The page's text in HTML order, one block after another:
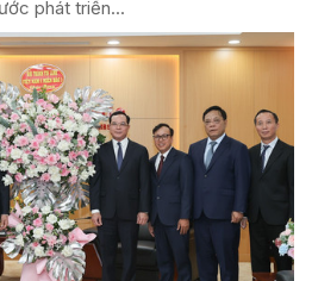
phát triển...